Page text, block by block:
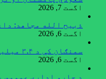
اگست 7, 2026
ذبیح الله مجاهد:
اگست 6, 2026
سمنګان کې د ۳.۴ میلیونه افغانیو په لګښت د کلیوالي پراختیايي پروژو چارې پیل شوې
اگست 6, 2026
د چارو ادارې عمومي